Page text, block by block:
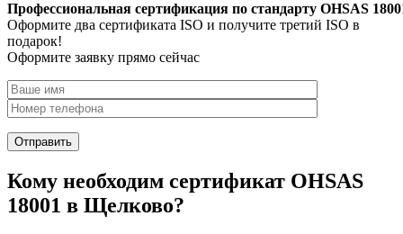
Профессиональная сертификация по стандарту OHSAS
Оформите два сертификата ISO и получите третий ISO в
подарок!
Оформите заявку прямо сейчас
Кому необходим сертификат OHSAS
18001 в Щелково?